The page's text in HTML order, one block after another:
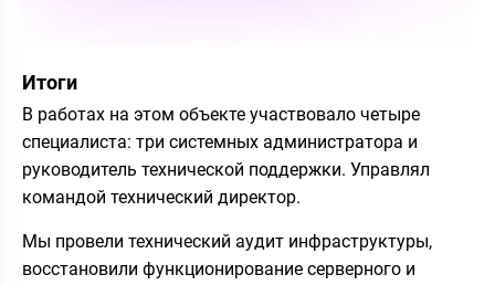
Итоги
В работах на этом объекте участвовало четыре
специалиста: три системных администратора и
руководитель технической поддержки. Управлял
командой технический директор.
Мы провели технический аудит инфраструктуры,
восстановили функционирование серверного и